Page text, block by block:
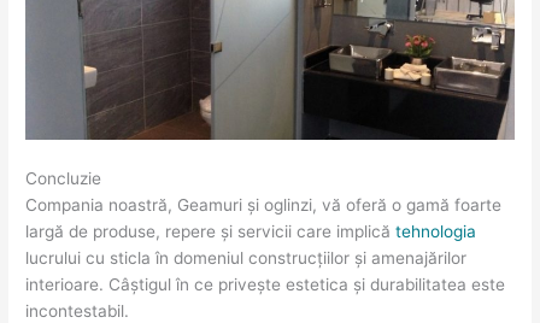
Concluzie
Compania noastră, Geamuri și oglinzi, vă oferă o gamă foarte
largă de produse, repere și servicii care implicătehnologia
lucrului cu sticla în domeniul construcțiilor și amenajărilor
interioare. Câștigul în ce privește estetica și durabilitatea este
incontestabil.